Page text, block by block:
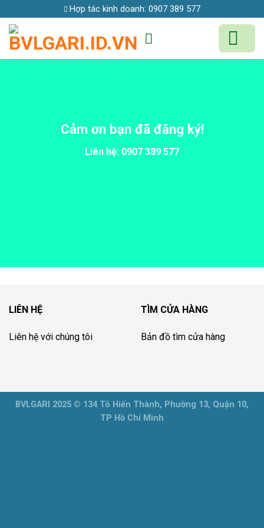
to
content
Hợp tác kinh doanh: 0907 389 577
Cảm ơn bạn đã đăng ký!
Liên hệ: 0907 389 577
LIÊN HỆ
Liên hệ với chúng tôi
TÌM CỬA HÀNG
Bản đồ tìm cửa hàng
BVLGARI 2025 © 134 Tô Hiến Thành, Phường 13, Quận 10,
TP Hồ Chí Minh